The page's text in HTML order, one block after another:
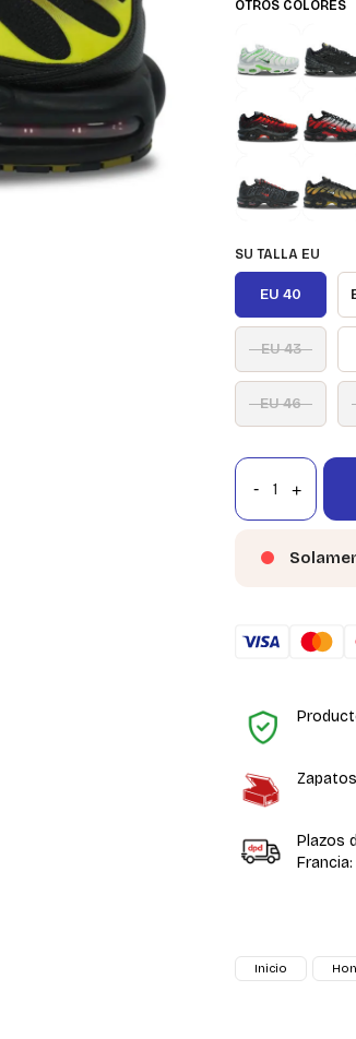
OTROS COLORES
SU TALLA EU
EU 40
EU 43
EU 46
Plazos
Inicio